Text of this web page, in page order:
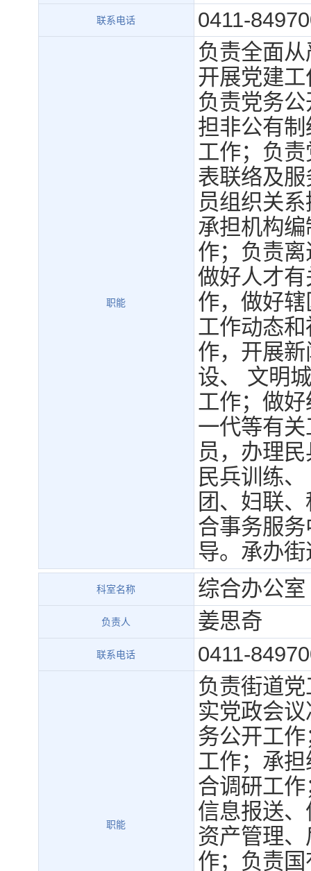
联系电话 0411-
职能
负责全面
开展党建
负责党务
担非公有
工作；负
表联络及
员组织关
承担机构
作；负责
做好人才
作，做好
工作动态和
作，开展
设、 文明
工作；做
一代等有
员，办理
民兵训练
团、妇联
合事务服
导。承办
科室名称 综合办公室
负责人 姜思奇
联系电话 0411-
职能
负责街道
实党政会
务公开工
工作；承
合调研工
信息报送
资产管理
作；负责